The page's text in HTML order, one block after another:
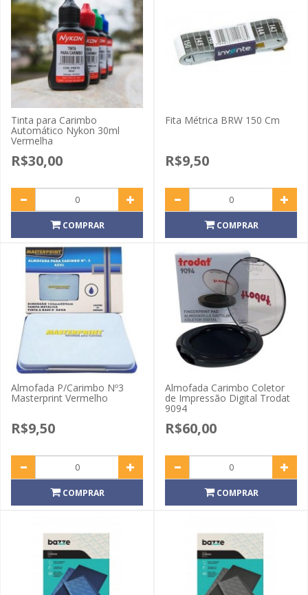
Tinta para Carimbo
Automático Nykon 30ml
Vermelha
R$30,00
COMPRAR
Fita Métrica BRW 150 Cm
R$9,50
COMPRAR
Almofada P/Carimbo Nº3
Masterprint Vermelho
R$9,50
COMPRAR
Almofada Carimbo Coletor
de Impressão Digital Trodat
9094
R$60,00
COMPRAR